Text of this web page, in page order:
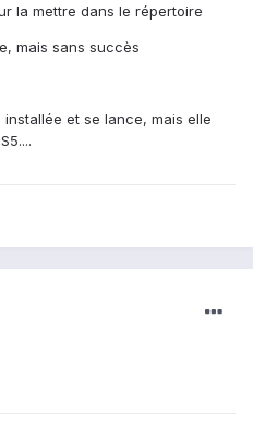
la mettre dans le répertoire
mais sans succès
et se lance, mais elle